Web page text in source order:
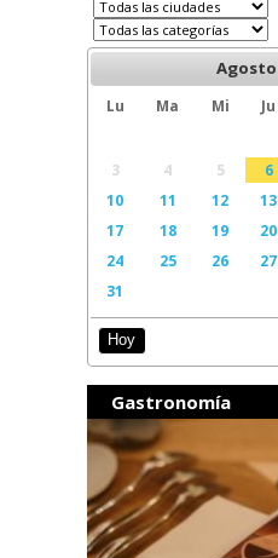
Agosto
Lu Ma Mi Ju
3
4 5 6
10
11 12 13
17
18 19 20
24
25 26 27
31
Hoy
Gastronomía